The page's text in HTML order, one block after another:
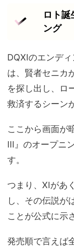
ロト誕
ング
DQXIのエンデ
は、賢者セニカ
を探し出し、ロ
救済するシーン
ここから画面が
III』のオープニ
す。
つまり、XIがあ
し、その伝説が
ことが公式に示
発売順で言えば